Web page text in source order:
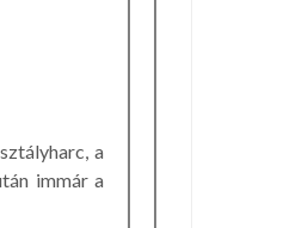
a
immár a